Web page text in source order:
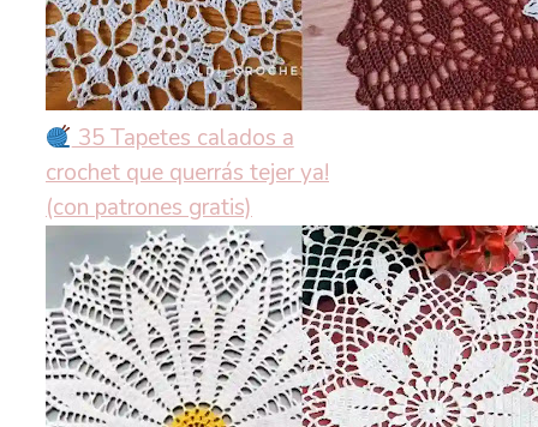
35 Tapetes calados a
crochet que querrás tejer ya!
(con patrones gratis)